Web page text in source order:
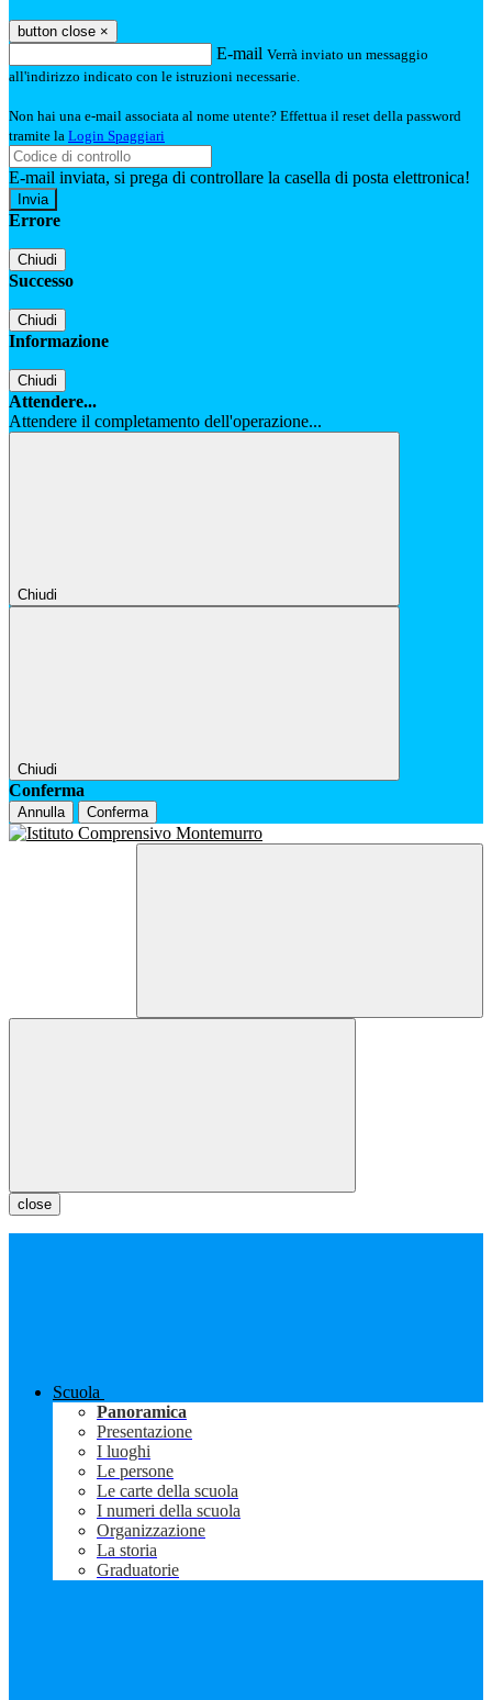
button close ×
E-mail Verrà inviato un messaggio
all'indirizzo indicato con le istruzioni necessarie.
Non hai una e-mail associata al nome utente? Effettua il reset della password
tramite la Login Spaggiari
E-mail inviata, si prega di controllare la casella di posta elettronica!
Errore
Chiudi
Successo
Chiudi
Informazione
Chiudi
Attendere...
Attendere il completamento dell'operazione...
Chiudi
Chiudi
Conferma
Annulla Conferma
close
Scuola
Panoramica
Presentazione
I luoghi
Le persone
Le carte della scuola
I numeri della scuola
Organizzazione
La storia
Graduatorie